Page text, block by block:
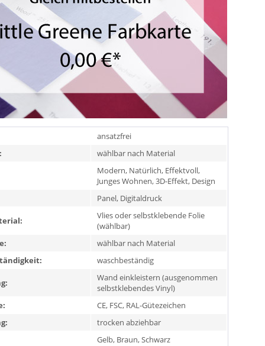
ansatzfrei
wählbar nach Material
Modern, Natürlich, Effektvoll,
Junges Wohnen, 3D-Effekt, Design
Panel, Digitaldruck
Vlies oder selbstklebende Folie
(wählbar)
wählbar nach Material
waschbeständig
Wand einkleistern (ausgenommen
selbstklebendes Vinyl)
CE, FSC, RAL-Gütezeichen
trocken abziehbar
Gelb, Braun, Schwarz